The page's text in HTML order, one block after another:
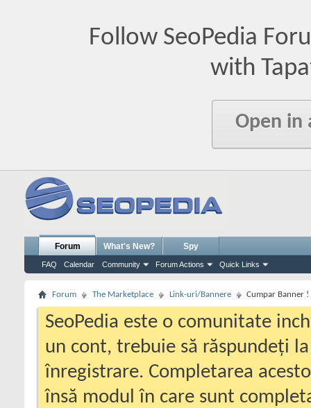
Follow SeoPedia
with
Open in
Forum
FAQ Calendar Community Forum Actions Quick Links
What's New? Spy
Forum The Marketplace Link-uri/Bannere Cumpar Banner !
SeoPedia este o comunitate
un cont, trebuie să răspundeți
înregistrare. Completarea
însă modul în care sunt